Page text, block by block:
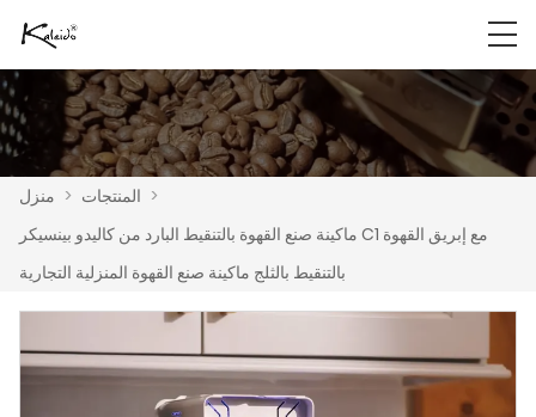
منزل > المنتجات >
ماكينة صنع القهوة بالتنقيط البارد من كاليدو بينسيكر C1 مع إبريق القهوة
بالتنقيط بالثلج ماكينة صنع القهوة المنزلية التجارية